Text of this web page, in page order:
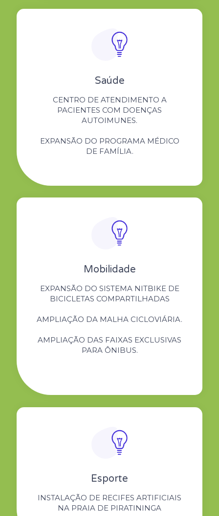
Saúde
CENTRO DE ATENDIMENTO A
PACIENTES COM DOENÇAS
AUTOIMUNES.
EXPANSÃO DO PROGRAMA MÉDICO
DE FAMÍLIA.
Mobilidade
EXPANSÃO DO SISTEMA NITBIKE DE
BICICLETAS COMPARTILHADAS
AMPLIAÇÃO DA MALHA CICLOVIÁRIA.
AMPLIAÇÃO DAS FAIXAS EXCLUSIVAS
PARA ÔNIBUS.
Esporte
INSTALAÇÃO DE RECIFES ARTIFICIAIS
NA PRAIA DE PIRATININGA